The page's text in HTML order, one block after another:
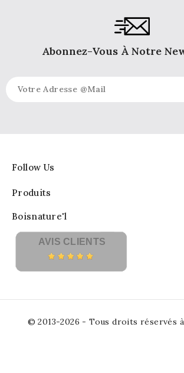
Abonnez-Vous À Notre
Follow Us
Produits
Boisnature'l
AVIS CLIENTS
© 2013-2026 - Tous droits réservés